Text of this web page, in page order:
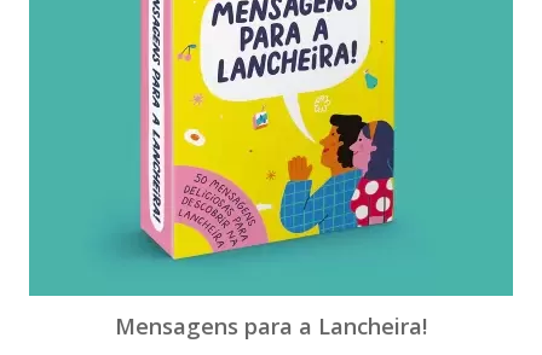
Mensagens para a Lancheira!